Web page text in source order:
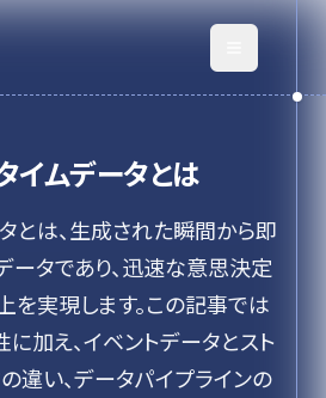
イムデータとは
とは、生成された瞬間から即
タであり、迅速な意思決定
を実現します。この記事では
加え、イベントデータとスト
違い、データパイプラインの